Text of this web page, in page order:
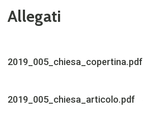
Allegati
2019_005_chiesa_copertina.pdf
2019_005_chiesa_articolo.pdf